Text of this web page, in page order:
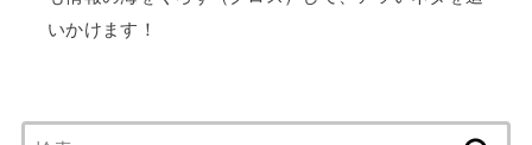
いかけます！